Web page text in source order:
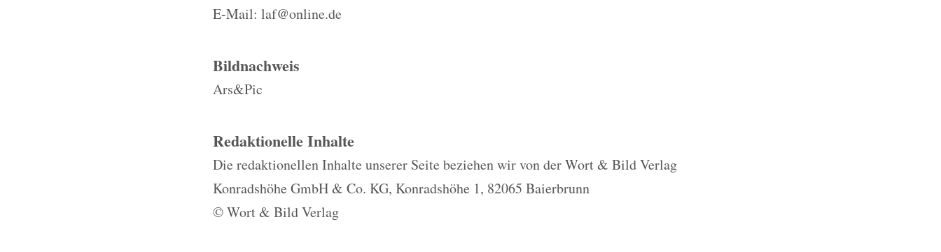
E-Mail: laf@online.de
Bildnachweis
Ars&Pic
Redaktionelle Inhalte
Die redaktionellen Inhalte unserer Seite beziehen wir von der Wort & Bild Verlag
Konradshöhe GmbH & Co. KG, Konradshöhe 1, 82065 Baierbrunn
© Wort & Bild Verlag